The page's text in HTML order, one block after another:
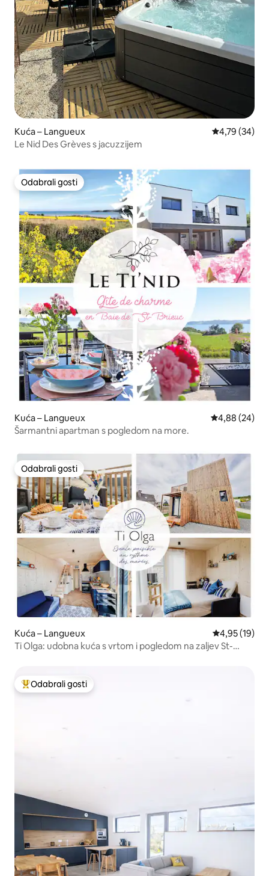
Kuća – Langueux Prosječna
4,79 (34)
Le Nid Des Grèves s jacuzzijem
Odabrali gosti
Odabrali gosti
Kuća – Langueux Prosječna
4,88 (24)
Šarmantni apartman s pogledom na more.
Odabrali gosti
Odabrali gosti
Kuća – Langueux Prosječna
4,95 (19)
Ti Olga: udobna kuća s vrtom i pogledom na zaljev St-
Među najviše rangiranima s oznakom „Odabrali gosti”
Odabrali gosti